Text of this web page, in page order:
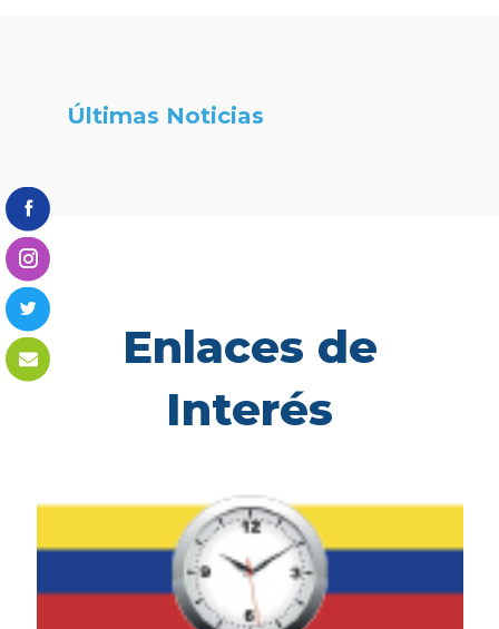
Últimas Noticias
Enlaces de
Interés